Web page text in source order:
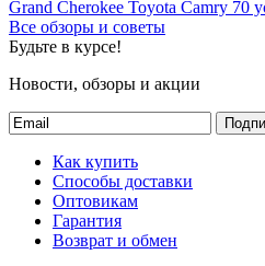
Grand Cherokee Toyota Camry 70
Все обзоры и советы
Будьте в курсе!
Новости, обзоры и акции
Как купить
Способы доставки
Оптовикам
Гарантия
Возврат и обмен